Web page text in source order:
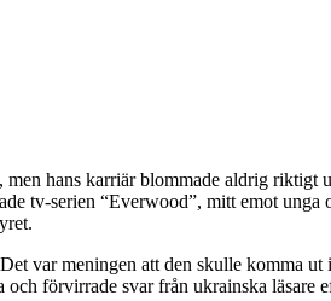
hans karriär blommade aldrig
tv-serien “Everwood”, mitt emot
var meningen att den skulle komma
förvirrade svar från ukrainska läsare